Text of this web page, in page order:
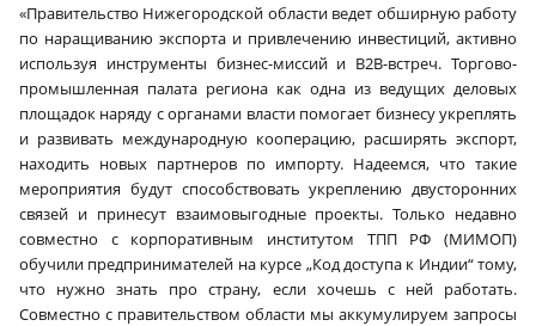
«Правительство Нижегородской области ведет обширную работу
по наращиванию экспорта и привлечению инвестиций, активно
используя инструменты бизнес-миссий и B2B-встреч. Торгово-
промышленная палата региона как одна из ведущих деловых
площадок наряду с органами власти помогает бизнесу укреплять
и развивать международную кооперацию, расширять экспорт,
находить новых партнеров по импорту. Надеемся, что такие
мероприятия будут способствовать укреплению двусторонних
связей и принесут взаимовыгодные проекты. Только недавно
совместно с корпоративным институтом ТПП РФ (МИМОП)
обучили предпринимателей на курсе „Код доступа к Индии“ тому,
что нужно знать про страну, если хочешь с ней работать.
Совместно с правительством области мы аккумулируем запросы